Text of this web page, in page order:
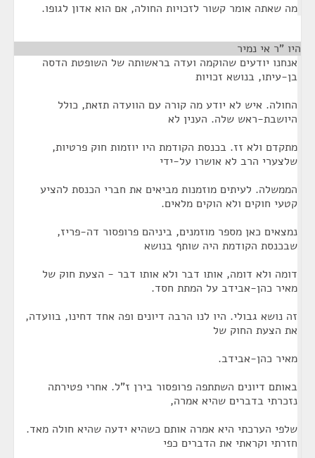
מה שאתה אומר קשור לזכויות החולה, אם הוא אדון לגופו.
היו "ר אי נמיר
אנחנו יודעים שהוקמה ועדה בראשותה של השופטת הדסה
בן-עיתו, בנושא זכויות
החולה. איש לא יודע מה קורה עם הוועדה תזאת, כולל
היושבת-ראש שלה. הענין לא
מתקדם ולא זז. בכנסת הקודמת היו יוזמות חוק פרטיות,
שלצערי הרב לא אושרו על-ידי
הממשלה. לעיתים מוזמנות מביאים את חברי הכנסת להציע
קטעי חוקים ולא הוקים מלאים.
נמצאים כאן מספר מוזמנים, ביניהם פרופסור דה-פריז,
שבכנסת הקודמת היה שותף בנושא
דומה ולא דומה, אותו דבר ולא אותו דבר - הצעת חוק של
מאיר כהן-אבידב על המתת חסד.
זה נושא גבולי. היו לנו הרבה דיונים ופה אחד דחינו, בוועדה,
את הצעת החוק של
מאיר כהן-אבידב.
באותם דיונים השתתפה פרופסור בירן ז"ל. אחרי פטירתה
נזכרתי בדברים שהיא אמרה,
שלפי הערכתי היא אמרה אותם כשהיא ידעה שהיא חולה מאד.
חזרתי וקראתי את הדברים כפי